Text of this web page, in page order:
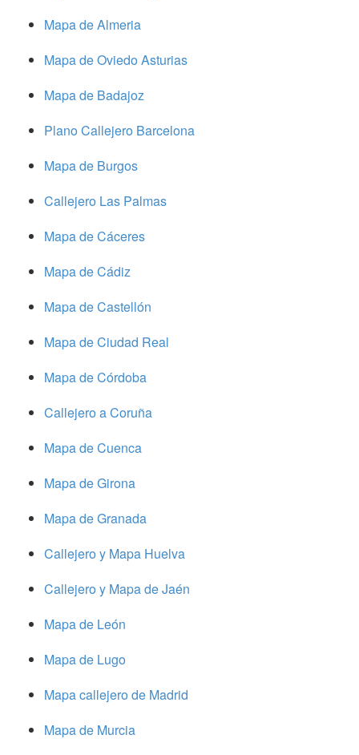
Mapa de Almeria
Mapa de Oviedo Asturias
Mapa de Badajoz
Plano Callejero Barcelona
Mapa de Burgos
Callejero Las Palmas
Mapa de Cáceres
Mapa de Cádiz
Mapa de Castellón
Mapa de Ciudad Real
Mapa de Córdoba
Callejero a Coruña
Mapa de Cuenca
Mapa de Girona
Mapa de Granada
Callejero y Mapa Huelva
Callejero y Mapa de Jaén
Mapa de León
Mapa de Lugo
Mapa callejero de Madrid
Mapa de Murcia